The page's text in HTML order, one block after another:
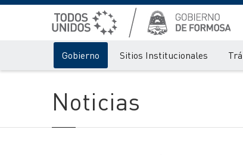
Gobierno Sitios Institucionales
Noticias